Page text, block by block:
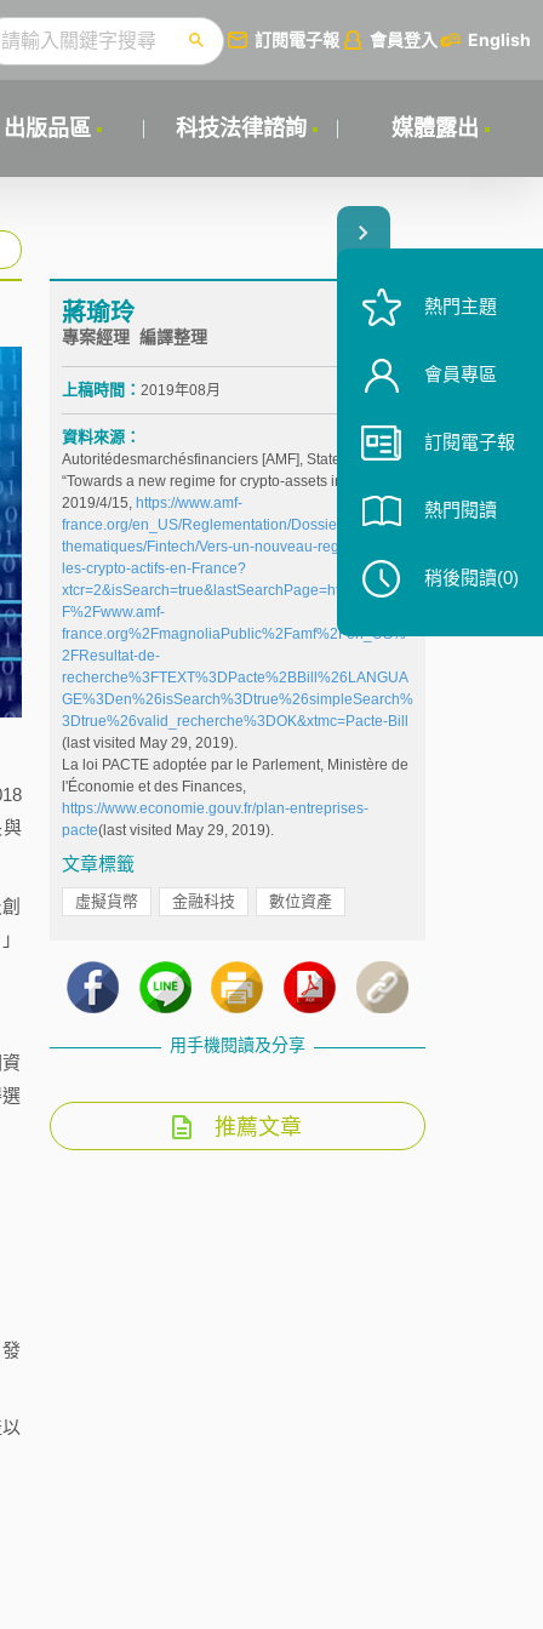
訂閱電子報 會員登入 English
出版品區 科技法律諮詢 媒體露出
蔣瑜玲
專案經理 編譯整理
上稿時間： 2019年08月
資料來源：
Autoritédesmarchésfinanciers [AMF], Statement on
“Towards a new regime for crypto-assets in France” ,
2019/4/15, https://www.amf-
france.org/en_US/Reglementation/Dossiers-
thematiques/Fintech/Vers-un-nouveau-regime-pour-
les-crypto-actifs-en-France?
xtcr=2&isSearch=true&lastSearchPage=https%3A%2
F%2Fwww.amf-
france.org%2FmagnoliaPublic%2Famf%2Fen_US%
2FResultat-de-
recherche%3FTEXT%3DPacte%2BBill%26LANGUA
GE%3Den%26isSearch%3Dtrue%26simpleSearch%
3Dtrue%26valid_recherche%3DOK&xtmc=Pacte-Bill
(last visited May 29, 2019).
La loi PACTE adoptée par le Parlement, Ministère de
l'Économie et des Finances,
https://www.economie.gouv.fr/plan-entreprises-
pacte(last visited May 29, 2019).
文章標籤
虛擬貨幣 金融科技 數位資產
用手機閱讀及分享
推薦文章
熱門主題
會員專區
訂閱電子報
熱門閱讀
稍後閱讀(0)